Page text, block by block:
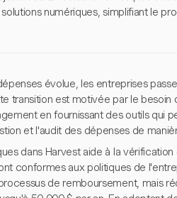
numériques, simplifiant le
évolue, les entreprises
transition est motivée par le
en fournissant des outils qui
et l'audit des dépenses de
dans Harvest aide à la
conformes aux politiques de
de remboursement, mais